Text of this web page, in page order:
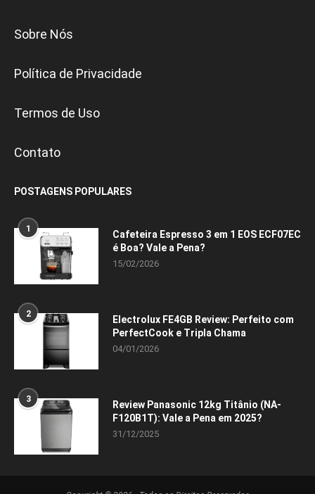
Sobre Nós
Política de Privacidade
Termos de Uso
Contato
POSTAGENS POPULARES
1
Cafeteira Espresso 3 em 1 EOS ECF07EC
é Boa? Vale a Pena?
15/02/2026
2
Electrolux FE4GB Review: Perfeito com
PerfectCook e Tripla Chama
04/01/2026
3
Review Panasonic 12kg Titânio (NA-
F120B1T): Vale a Pena em 2025?
31/12/2025